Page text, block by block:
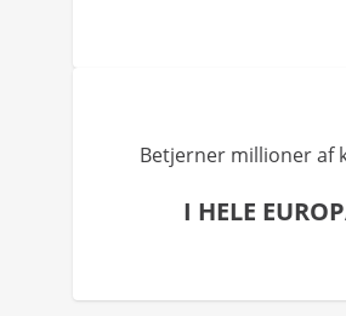
Betjerner millioner af
I HELE